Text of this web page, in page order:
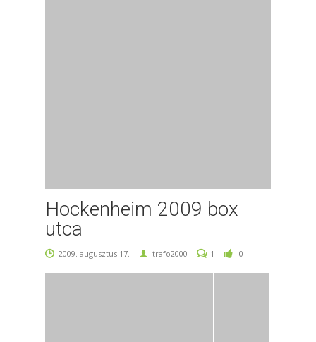
Hockenheim 2009 box
utca
2009. augusztus 17. trafo2000 1 0